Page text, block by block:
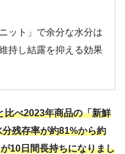
ット」で余分な水分は
持し結露を抑える効果
比べ2023年商品の「新鮮
残存率が約81%から約
10日間長持ちになりまし